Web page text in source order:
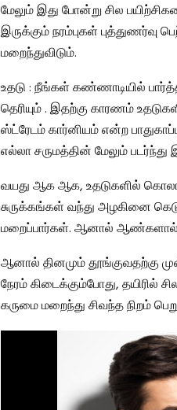
மேலும் இது போன்று சில
இருக்கும் நரம்புகள்
மறைந்துவிடும்.
உதடு : நீங்கள் கண்ணாடியில்
தெரியும் . இதற்கு காரணம்
ஸ்ட்ரேடம் கார்னியம் என்ற
எல்லா சருமத்தின் மேலும் படர்ந்து
வயது ஆக ஆக, உதடுகளில்
சுருக்கங்கள் வந்து அழகினை
மறைப்பார்கள். ஆனால் ஆண்களால்
ஆனால் தினமும் தூங்குவதற்கு
நேரம் கிடைக்கும்போது, தயிரில்
கருமை மறைந்து சிவந்த நிறம்